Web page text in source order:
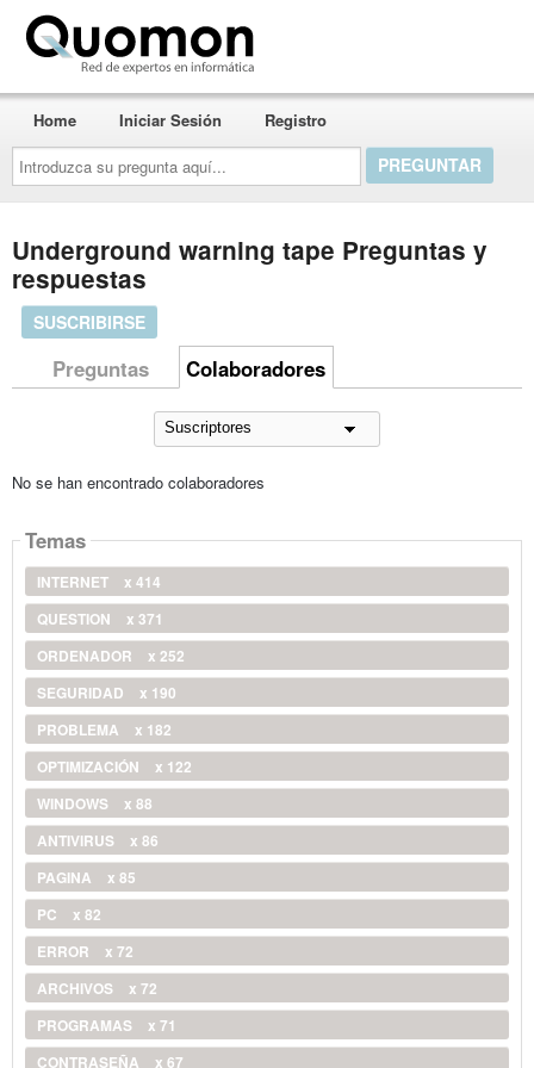
Introduzca
su
pregunta
aquí...
Home Iniciar Sesión Registro
Underground warning tape Preguntas y
respuestas
SUSCRIBIRSE
Preguntas Colaboradores
No se han encontrado colaboradores
Temas
INTERNET
x 414
QUESTION
x 371
ORDENADOR
x 252
SEGURIDAD
x 190
PROBLEMA
x 182
OPTIMIZACIÓN
x 122
WINDOWS
x 88
ANTIVIRUS
x 86
PAGINA
x 85
PC
x 82
ERROR
x 72
ARCHIVOS
x 72
PROGRAMAS
x 71
CONTRASEÑA
x 67